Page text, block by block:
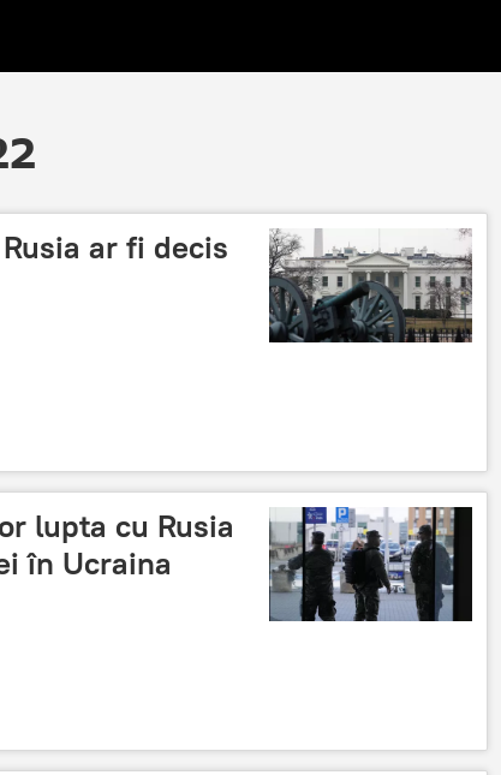
ar fi decis
lupta cu Rusia
în Ucraina